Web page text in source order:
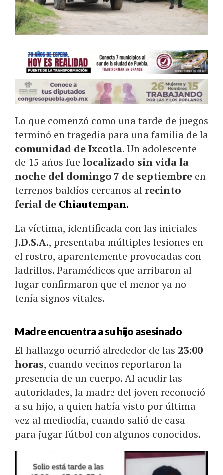
Lo que comenzó como una tarde de juegos
terminó en tragedia para una familia de la
comunidad de Ixcotla. Un adolescente
de 15 años fue localizado sin vida la
noche del domingo 7 de septiembre en
terrenos baldíos cercanos alrecinto
ferial de Chiautempan.
La víctima, identificada con las iniciales
J.D.S.A., presentaba múltiples lesiones en
el rostro, aparentemente provocadas con
ladrillos. Paramédicos que arribaron al
lugar confirmaron que el menor ya no
tenía signos vitales.
Madre encuentra a su hijo asesinado
El hallazgo ocurrió alrededor de las 23:00
horas, cuando vecinos reportaron la
presencia de un cuerpo. Al acudir las
autoridades, la madre del joven reconoció
a su hijo, a quien había visto por última
vez al mediodía, cuando salió de casa
para jugar fútbol con algunos conocidos.